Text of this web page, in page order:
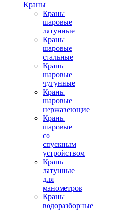
Краны
Краны
шаровые
латунные
Краны
шаровые
стальные
Краны
шаровые
чугунные
Краны
шаровые
нержавеющие
Краны
шаровые
со
спускным
устройством
Краны
латунные
для
манометров
Краны
водоразборные